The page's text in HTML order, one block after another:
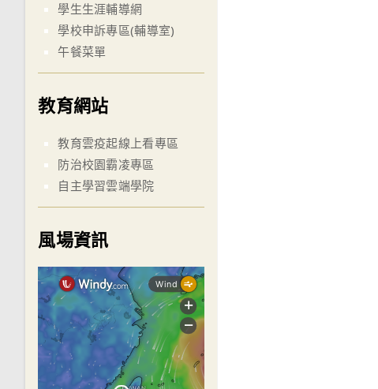
學生生涯輔導網
學校申訴專區(輔導室)
午餐菜單
教育網站
教育雲疫起線上看專區
防治校園霸凌專區
自主學習雲端學院
風場資訊